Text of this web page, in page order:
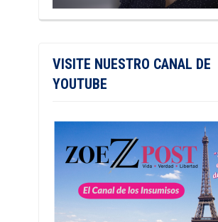
VISITE NUESTRO CANAL DE
YOUTUBE